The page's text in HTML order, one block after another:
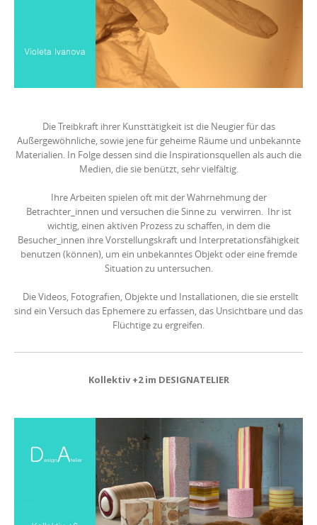
Die Treibkraft ihrer Kunsttätigkeit ist die Neugier für das
Außergewöhnliche, sowie jene für geheime Räume und unbekannte
Materialien. In Folge dessen sind die Inspirationsquellen als auch die
Medien, die sie benützt, sehr vielfältig.
Ihre Arbeiten spielen oft mit der Wahrnehmung der
Betrachter_innen und versuchen die Sinne zu verwirren. Ihr ist
wichtig, einen aktiven Prozess zu schaffen, in dem die
Besucher_innen ihre Vorstellungskraft und Interpretationsfähigkeit
benutzen (können), um ein unbekanntes Objekt oder eine fremde
Situation zu untersuchen.
Die Videos, Fotografien, Objekte und Installationen, die sie erstellt
sind ein Versuch das Ephemere zu erfassen, das Unsichtbare und das
Flüchtige zu ergreifen.
Kollektiv +2 im DESIGNATELIER